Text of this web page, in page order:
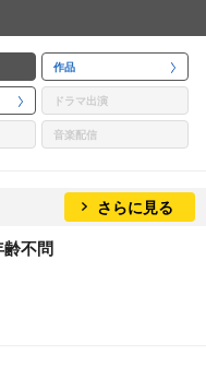
作品
ドラマ出演
音楽配信
さらに見る
不問